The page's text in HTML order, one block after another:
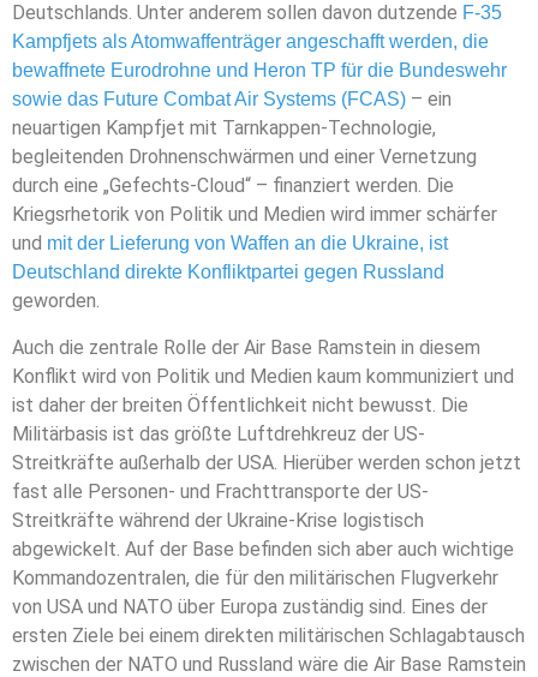
Deutschlands. Unter anderem sollen davon dutzende F-35
Kampfjets als Atomwaffenträger angeschafft werden, die
bewaffnete Eurodrohne und Heron TP für die Bundeswehr
sowie das Future Combat Air Systems (FCAS) – ein
neuartigen Kampfjet mit Tarnkappen-Technologie,
begleitenden Drohnenschwärmen und einer Vernetzung
durch eine „Gefechts-Cloud“ – finanziert werden. Die
Kriegsrhetorik von Politik und Medien wird immer schärfer
und mit der Lieferung von Waffen an die Ukraine, ist
Deutschland direkte Konfliktpartei gegen Russland
geworden.
Auch die zentrale Rolle der Air Base Ramstein in diesem
Konflikt wird von Politik und Medien kaum kommuniziert und
ist daher der breiten Öffentlichkeit nicht bewusst. Die
Militärbasis ist das größte Luftdrehkreuz der US-
Streitkräfte außerhalb der USA. Hierüber werden schon jetzt
fast alle Personen- und Frachttransporte der US-
Streitkräfte während der Ukraine-Krise logistisch
abgewickelt. Auf der Base befinden sich aber auch wichtige
Kommandozentralen, die für den militärischen Flugverkehr
von USA und NATO über Europa zuständig sind. Eines der
ersten Ziele bei einem direkten militärischen Schlagabtausch
zwischen der NATO und Russland wäre die Air Base Ramstein